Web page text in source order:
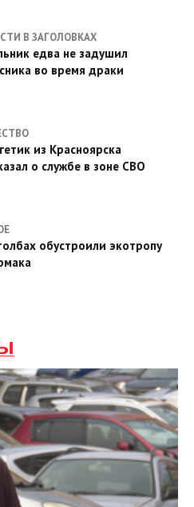
В ЗАГОЛОВКАХ
едва не задушил
во время драки
из Красноярска
о службе в зоне СВО
обустроили экотропу